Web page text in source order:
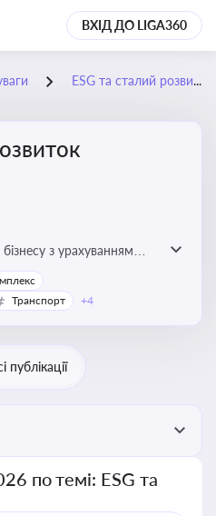
ВХІД ДО LIGA360
ESG та сталий розвиток
з урахуванням
факторів
сталості
Транспорт +4
публікації
по темі: ESG та